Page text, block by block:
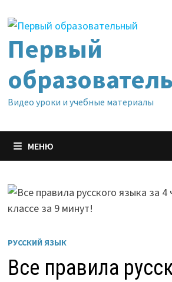
содержимому
Первый
Видео уроки и учебные материалы
МЕНЮ
РУССКИЙ ЯЗЫК
Все правила